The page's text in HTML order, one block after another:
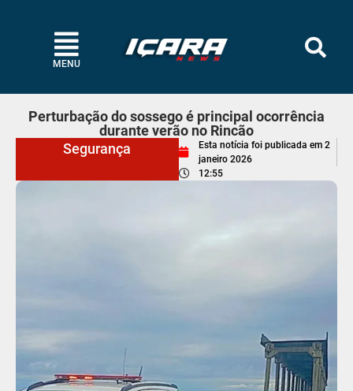
MENU
Perturbação do sossego é principal ocorrência
durante verão no Rincão
Segurança
Esta notícia foi publicada em 2
janeiro 2026
12:55